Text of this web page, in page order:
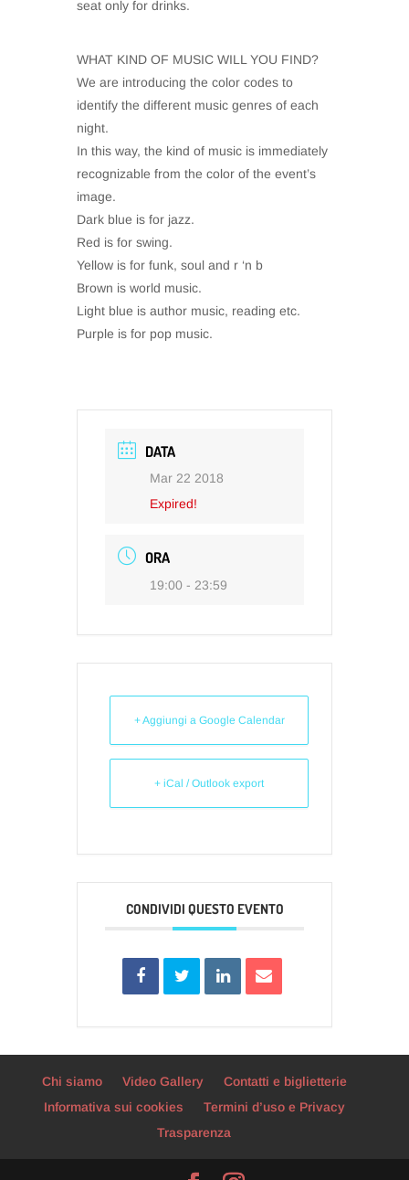
seat only for drinks.
WHAT KIND OF MUSIC WILL YOU FIND?
We are introducing the color codes to
identify the different music genres of each
night.
In this way, the kind of music is immediately
recognizable from the color of the event’s
image.
Dark blue is for jazz.
Red is for swing.
Yellow is for funk, soul and r ‘n b
Brown is world music.
Light blue is author music, reading etc.
Purple is for pop music.
DATA
Mar 22 2018
Expired!
ORA
19:00 - 23:59
+ Aggiungi a Google Calendar
+ iCal / Outlook export
CONDIVIDI QUESTO EVENTO
Chi siamo Video Gallery
Contatti e biglietterie
Informativa sui cookies
Termini d’uso e Privacy
Trasparenza